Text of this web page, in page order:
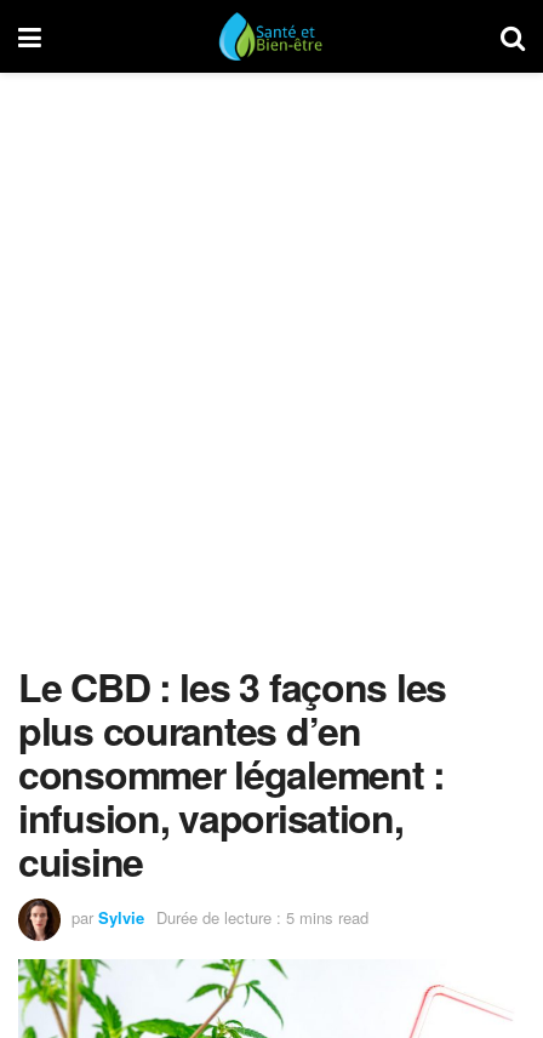
Le CBD : les 3 façons les
plus courantes d’en
consommer légalement :
infusion, vaporisation,
cuisine
par Sylvie Durée de lecture : 5 mins read